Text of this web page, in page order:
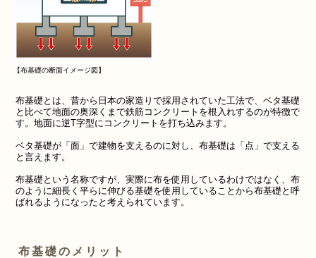
【布基礎の断面イメージ図 】
布基礎とは、昔から日本の家造りで採用されていた工法で、 ベタ基礎
と比べて地面の奥深くまで鉄筋コンクリートを根入れするのが特徴で
す。 地面に逆T字型にコンクリートを打ち込みます。
ベタ基礎が「 面」で建物を支えるのに対し、布基礎は「 点 」で支える
と言えます。
布基礎という名称ですが、実際に布を使用しているわけではなく、布
のように細長く平らに伸びる基礎を使用していることから布基礎と呼
ばれるようになったと考えられています。
布基礎のメリット